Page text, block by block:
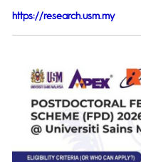
https://research.usm.my